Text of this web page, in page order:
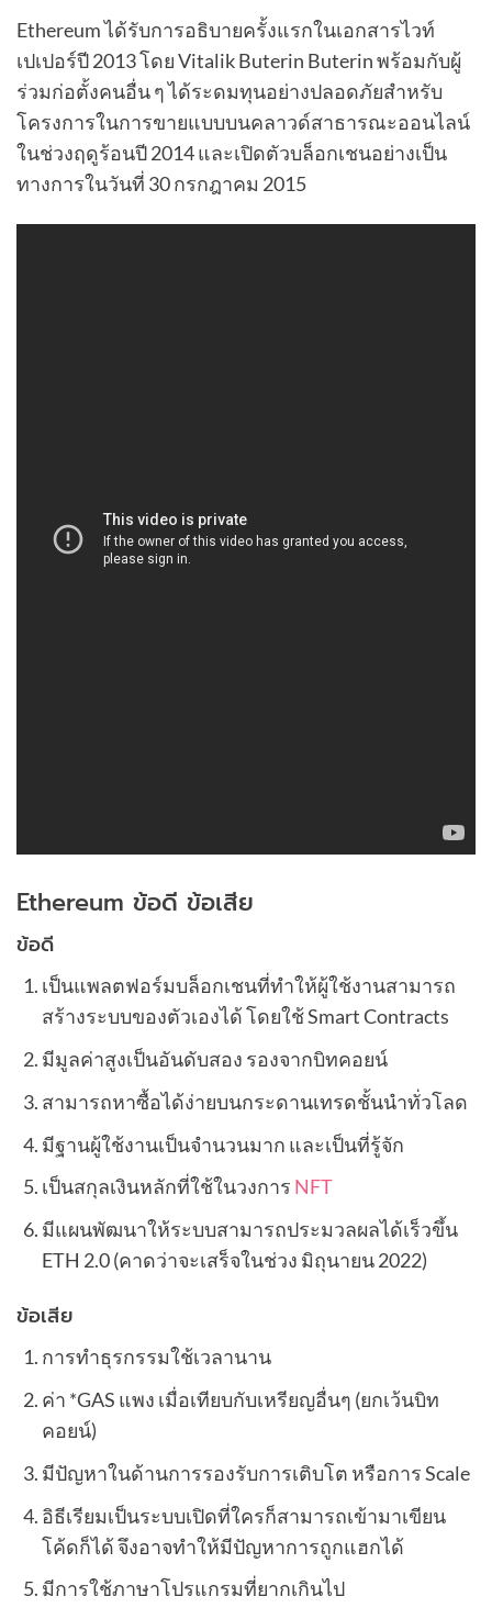
Ethereum ได้รับการอธิบายครั้งแรกในเอกสารไวท์
เปเปอร์ปี 2013 โดย Vitalik Buterin Buterin พร้อมกับผู้
ร่วมก่อตั้งคนอื่น ๆ ได้ระดมทุนอย่างปลอดภัยสำหรับ
โครงการในการขายแบบบนคลาวด์สาธารณะออนไลน์
ในช่วงฤดูร้อนปี 2014 และเปิดตัวบล็อกเชนอย่างเป็น
ทางการในวันที่ 30 กรกฎาคม 2015
Ethereum ข้อดี ข้อเสีย
ข้อดี
เป็นแพลตฟอร์มบล็อกเชนที่ทำให้ผู้ใช้งานสามารถ
สร้างระบบของตัวเองได้ โดยใช้ Smart Contracts
มีมูลค่าสูงเป็นอันดับสอง รองจากบิทคอยน์
สามารถหาซื้อได้ง่ายบนกระดานเทรดชั้นนำทั่วโลด
มีฐานผู้ใช้งานเป็นจำนวนมาก และเป็นที่รู้จัก
เป็นสกุลเงินหลักที่ใช้ในวงการ NFT
มีแผนพัฒนาให้ระบบสามารถประมวลผลได้เร็วขึ้น
ETH 2.0 (คาดว่าจะเสร็จในช่วง มิถุนายน 2022)
ข้อเสีย
การทำธุรกรรมใช้เวลานาน
ค่า *GAS แพง เมื่อเทียบกับเหรียญอื่นๆ (ยกเว้นบิท
คอยน์)
มีปัญหาในด้านการรองรับการเติบโต หรือการ Scale
อิธีเรียมเป็นระบบเปิดที่ใครก็สามารถเข้ามาเขียน
โค้ดก็ได้ จึงอาจทำให้มีปัญหาการถูกแฮกได้
มีการใช้ภาษาโปรแกรมที่ยากเกินไป